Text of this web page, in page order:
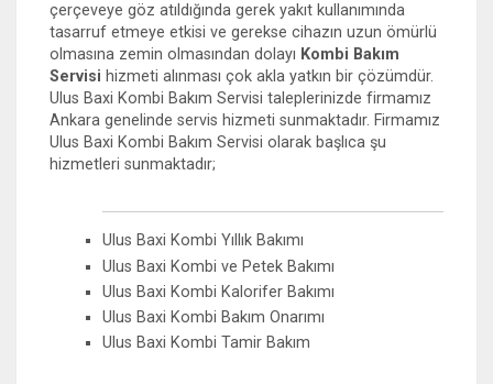
çerçeveye göz atıldığında gerek yakıt kullanımında
tasarruf etmeye etkisi ve gerekse cihazın uzun ömürlü
olmasına zemin olmasından dolayı Kombi Bakım
Servisi hizmeti alınması çok akla yatkın bir çözümdür.
Ulus Baxi Kombi Bakım Servisi taleplerinizde firmamız
Ankara genelinde servis hizmeti sunmaktadır. Firmamız
Ulus Baxi Kombi Bakım Servisi olarak başlıca şu
hizmetleri sunmaktadır;
Ulus Baxi Kombi Yıllık Bakımı
Ulus Baxi Kombi ve Petek Bakımı
Ulus Baxi Kombi Kalorifer Bakımı
Ulus Baxi Kombi Bakım Onarımı
Ulus Baxi Kombi Tamir Bakım